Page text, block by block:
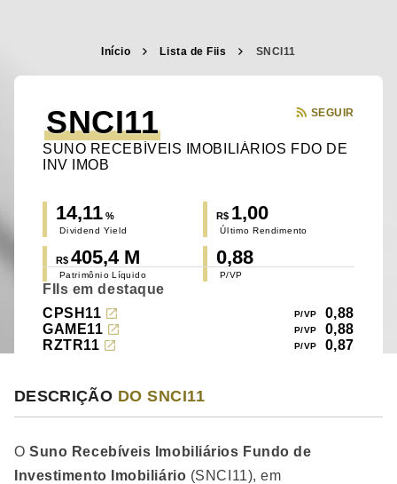
Início Lista de Fiis SNCI11
SNCI11
SUNO RECEBÍVEIS IMOBILIÁRIOS FDO DE
INV IMOB
SEGUIR
14,11 %
Dividend Yield
R$ 1,00
Último Rendimento
R$ 405,4 M
Patrimônio Líquido
0,88
P/VP
FIIs em destaque
CPSH11
0,88
GAME11
0,88
RZTR11
0,87
DESCRIÇÃO DO SNCI11
OSuno Recebíveis Imobiliários Fundo de
Investimento Imobiliário (SNCI11), em